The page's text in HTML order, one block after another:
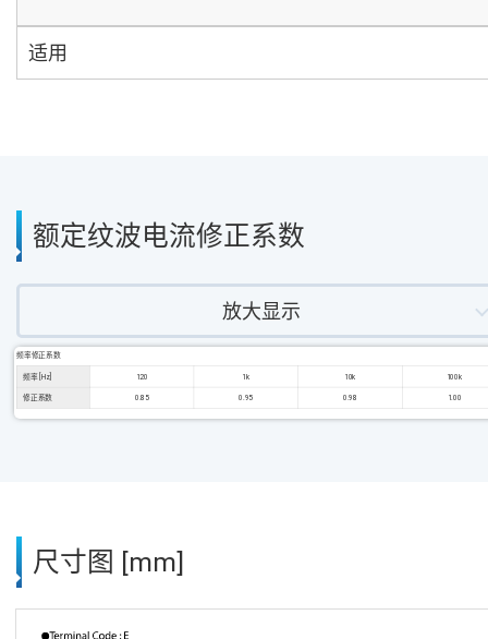
适用
额定纹波电流修正系数
放大显示
频率修正系数
频率 [Hz] 120 1k 10k 100k
修正系数 0.85 0.95 0.98 1.00
尺寸图 [mm]